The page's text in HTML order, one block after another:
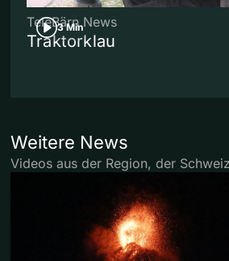
3 Min
TeleBärn News
Traktorklau
Weitere News
Videos aus der Region, der